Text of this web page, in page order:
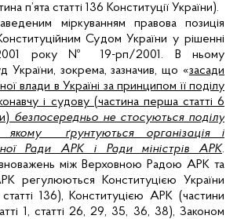
п’ята статті 136 Конституції України).
міркуванням правова позиція
Судом України у рішенні
року № 19-рп/2001. В ньому
України, зокрема, зазначив, що «засади
влади в Україні за принципом її поділу
і судову (частина перша статті 6
безпосередньо не стосуються поділу
якому
ґрунтуються організація і
Ради АРК і Ради міністрів АРК.
між Верховною Радою АРК та
регулюються Конституцією України
136), Конституцією АРК (частини
1, статті 26, 29, 35, 36, 38), Законом